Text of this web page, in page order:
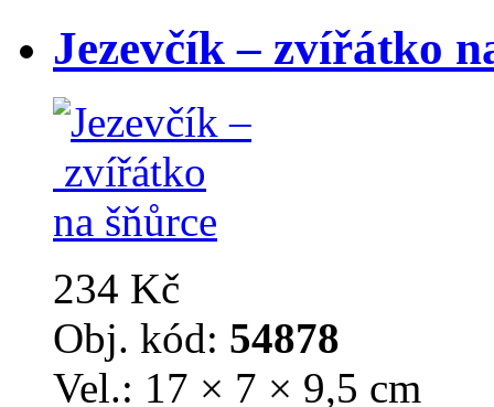
Jezevčík – zvířátko
234 Kč
Obj. kód: 54878
Vel.: 17 × 7 × 9,5 cm